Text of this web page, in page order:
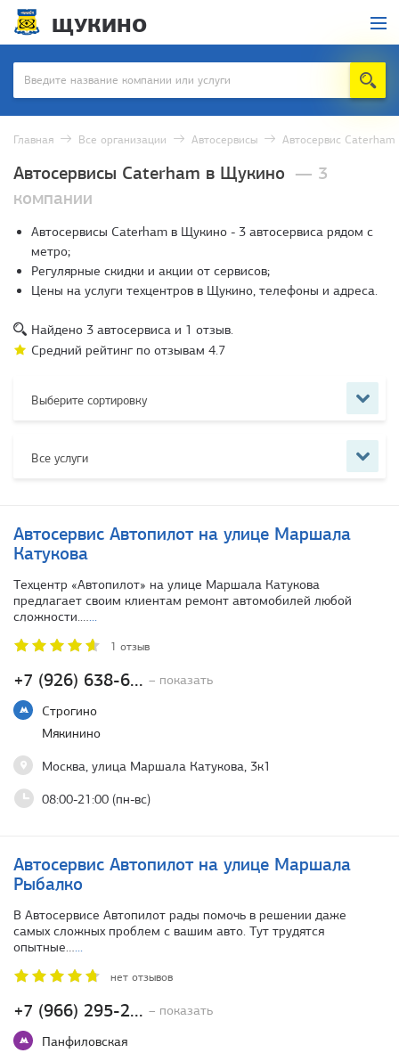
ЩУКИНО
Главная Все организации Автосервисы Автосервис Caterham
Автосервисы Caterham в Щукино — 3
компании
Автосервисы Caterham в Щукино - 3 автосервиса рядом с
метро;
Регулярные скидки и акции от сервисов;
Цены на услуги техцентров в Щукино, телефоны и адреса.
Найдено 3 автосервиса и 1 отзыв.
Средний рейтинг по отзывам 4.7
Выберите сортировку
Все услуги
Автосервис Автопилот на улице Маршала
Катукова
+7 (926) 638-6... – показать
Строгино
Мякинино
Москва, улица Маршала Катукова, 3к1
08:00-21:00 (пн-вс)
Техцентр «Автопилот» на улице Маршала Катукова
предлагает своим клиентам ремонт автомобилей любой
сложности.…...
1 отзыв
Автосервис Автопилот на улице Маршала
Рыбалко
+7 (966) 295-2... – показать
Панфиловская
В Автосервисе Автопилот рады помочь в решении даже
самых сложных проблем с вашим авто. Тут трудятся
опытные…...
нет отзывов